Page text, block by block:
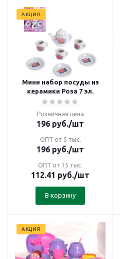
АКЦИЯ
Мини набор посуды из
керамики Роза 7 эл.
Розничная цена
196 руб./шт
ОПТ от 5 тыс.
196 руб./шт
ОПТ от 15 тыс.
112.41 руб./шт
В корзину
АКЦИЯ